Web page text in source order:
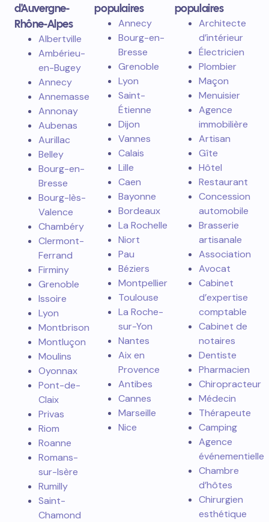
d'Auvergne-
Rhône-Alpes
Albertville
Ambérieu-
en-Bugey
Annecy
Annemasse
Annonay
Aubenas
Aurillac
Belley
Bourg-en-
Bresse
Bourg-lès-
Valence
Chambéry
Clermont-
Ferrand
Firminy
Grenoble
Issoire
Lyon
Montbrison
Montluçon
Moulins
Oyonnax
Pont-de-
Claix
Privas
Riom
Roanne
Romans-
sur-Isère
Rumilly
Saint-
Chamond
populaires
Annecy
Bourg-en-
Bresse
Grenoble
Lyon
Saint-
Étienne
Dijon
Vannes
Calais
Lille
Caen
Bayonne
Bordeaux
La Rochelle
Niort
Pau
Béziers
Montpellier
Toulouse
La Roche-
sur-Yon
Nantes
Aix en
Provence
Antibes
Cannes
Marseille
Nice
populaires
Architecte
d’intérieur
Électricien
Plombier
Maçon
Menuisier
Agence
immobilière
Artisan
Gîte
Hôtel
Restaurant
Concession
automobile
Brasserie
artisanale
Association
Avocat
Cabinet
d’expertise
comptable
Cabinet de
notaires
Dentiste
Pharmacien
Chiropracteur
Médecin
Thérapeute
Camping
Agence
événementielle
Chambre
d’hôtes
Chirurgien
esthétique